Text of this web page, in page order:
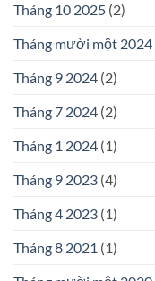
Tháng 10 2025 (2)
Tháng mười một 2024
Tháng 9 2024 (2)
Tháng 7 2024 (2)
Tháng 1 2024 (1)
Tháng 9 2023 (4)
Tháng 4 2023 (1)
Tháng 8 2021 (1)